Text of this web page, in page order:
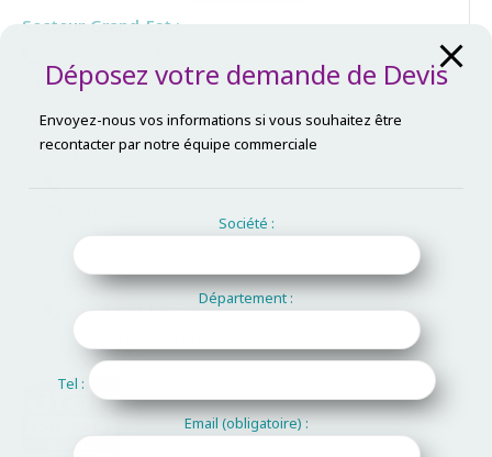
Secteur Grand-Est :
mulhouse@c2ai.com
Secteur Ouest :
Secteur Maroc :
+(212) 661 458 422
Déposez votre demande de Devis
Envoyez-nous vos informations si vous souhaitez être
recontacter par notre équipe commerciale
Société :
Département :
Tel :
Email (obligatoire) :